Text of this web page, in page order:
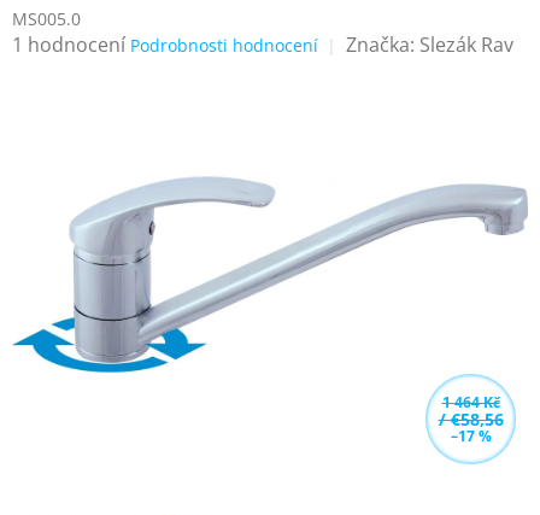
MS005.0
Průměrné
hvězdiček.
1 hodnocení Podrobnosti hodnocení Značka: Slezák Rav
1 464 Kč
/ €58,56
–17 %